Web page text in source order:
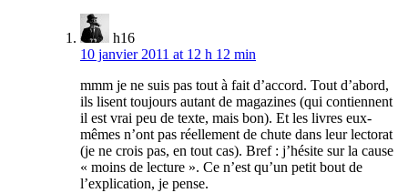
h16
10 janvier 2011 at 12 h 12 min
mmm je ne suis pas tout à fait d’accord. Tout d’abord,
ils lisent toujours autant de magazines (qui contiennent
il est vrai peu de texte, mais bon). Et les livres eux-
mêmes n’ont pas réellement de chute dans leur lectorat
(je ne crois pas, en tout cas). Bref : j’hésite sur la cause
« moins de lecture ». Ce n’est qu’un petit bout de
l’explication, je pense.